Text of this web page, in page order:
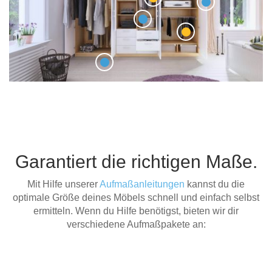
Garantiert die richtigen Maße.
Mit Hilfe unsererAufmaßanleitungen kannst du die
optimale Größe deines Möbels schnell und einfach selbst
ermitteln. Wenn du Hilfe benötigst, bieten wir dir
verschiedene Aufmaßpakete an: